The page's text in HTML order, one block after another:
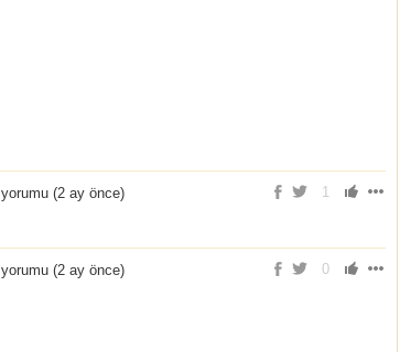
1
yorumu (2 ay önce)
0
yorumu (2 ay önce)